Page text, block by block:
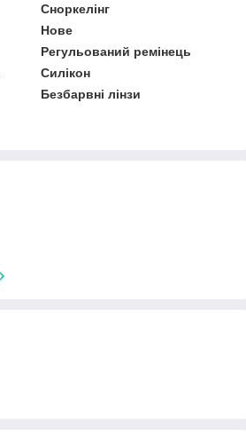
Сноркелінг
Нове
Регульований ремінець
Силікон
Безбарвні лінзи